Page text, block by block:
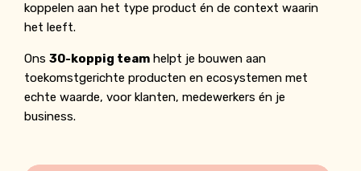
koppelen aan het type product én de context waarin
het leeft.
Ons 30-koppig team helpt je bouwen aan
toekomstgerichte producten en ecosystemen met
echte waarde, voor klanten, medewerkers én je
business.